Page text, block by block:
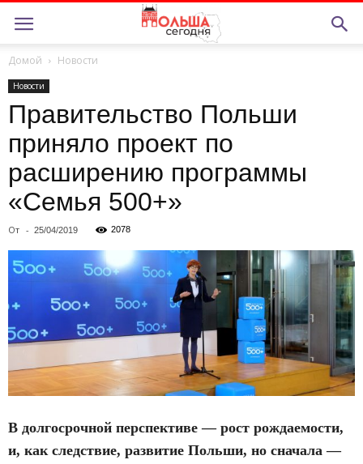
Домой Новости
Новости
Правительство Польши
приняло проект по
расширению программы
«Семья 500+»
От - 25/04/2019 2078
В долгосрочной перспективе — рост рождаемости,
и, как следствие, развитие Польши, но сначала —